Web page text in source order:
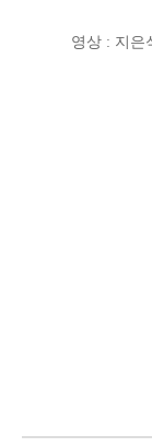
영상 : 지은